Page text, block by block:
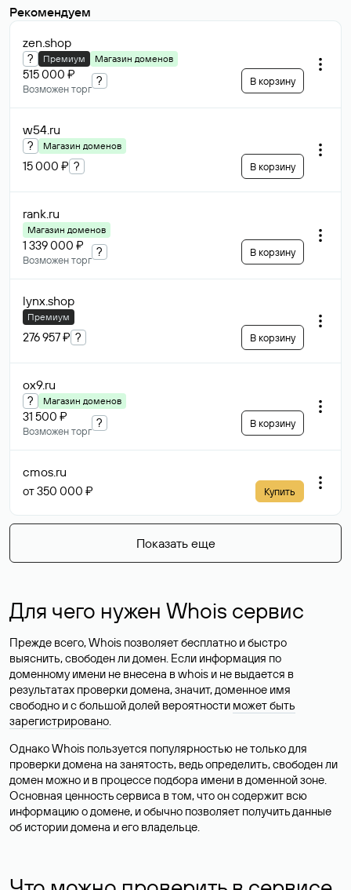
Рекомендуем
zen.shop
? Премиум Магазин доменов
515 000 ₽
Возможен торг
? В корзину
w54.ru
? Магазин доменов
15 000 ₽ ? В корзину
rank.ru
Магазин доменов
1 339 000 ₽
Возможен торг
? В корзину
lynx.shop
Премиум
276 957 ₽ ? В корзину
ox9.ru
? Магазин доменов
31 500 ₽
Возможен торг
? В корзину
cmos.ru
от 350 000 ₽ Купить
Показать еще
Для чего нужен Whois сервис
Прежде всего, Whois позволяет бесплатно и быстро
выяснить, свободен ли домен. Если информация по
доменному имени не внесена в whois и не выдается в
результатах проверки домена, значит, доменное имя
свободно и с большой долей вероятности может быть
зарегистрировано.
Однако Whois пользуется популярностью не только для
проверки домена на занятость, ведь определить, свободен ли
домен можно и в процессе подбора имени в доменной зоне.
Основная ценность сервиса в том, что он содержит всю
информацию о домене, и обычно позволяет получить данные
об истории домена и его владельце.